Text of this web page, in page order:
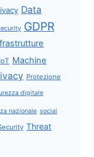
Data
GDPR
IoT Machine
Protezione
digitale
nazionale social
Threat